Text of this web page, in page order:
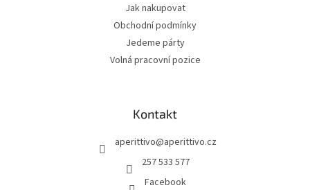
Jak nakupovat
Obchodní podmínky
Jedeme párty
Volná pracovní pozice
Kontakt
aperittivo@aperittivo.cz
257 533 577
Facebook